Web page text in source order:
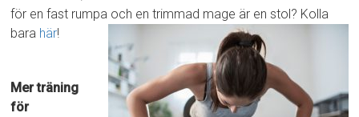
för en fast rumpa och en trimmad mage är en stol? Kolla
bara här!
Mer träning
för